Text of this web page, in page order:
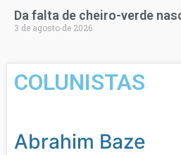
Da falta de cheiro-verde
3 de agosto de 2026
COLUNISTAS
Abrahim Baze